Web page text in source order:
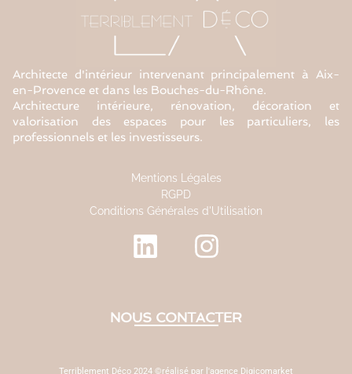
Architecte d'intérieur intervenant principalement à Aix-
en-Provence et dans les Bouches-du-Rhône.
Architecture intérieure, rénovation, décoration et
valorisation des espaces pour les particuliers, les
professionnels et les investisseurs.
Mentions Légales
RGPD
Conditions Générales d'Utilisation
NOUS CONTACTER
Terriblement Déco 2024 ©réalisé par l'agence Digicomarket